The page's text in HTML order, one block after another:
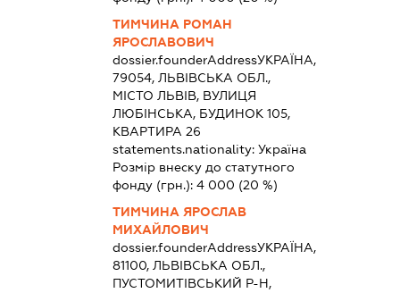
ТИМЧИНА РОМАН
ЯРОСЛАВОВИЧ
dossier.founderAddressУКРАЇНА,
79054, ЛЬВІВСЬКА ОБЛ.,
МІСТО ЛЬВІВ, ВУЛИЦЯ
ЛЮБІНСЬКА, БУДИНОК 105,
КВАРТИРА 26
statements.nationality:Україна
Розмір внеску до статутного
фонду (грн.):4 000 (20 %)
ТИМЧИНА ЯРОСЛАВ
МИХАЙЛОВИЧ
dossier.founderAddressУКРАЇНА,
81100, ЛЬВІВСЬКА ОБЛ.,
ПУСТОМИТІВСЬКИЙ Р-Н,